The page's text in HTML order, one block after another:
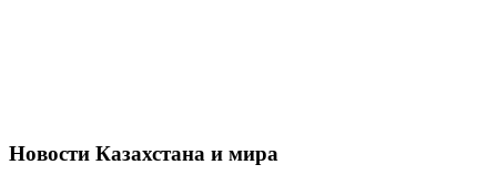
Новости Казахстана и мира